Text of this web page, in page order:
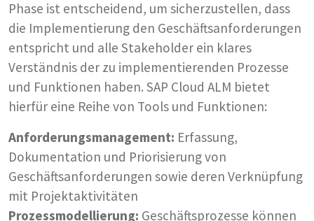
Phase ist entscheidend, um sicherzustellen, dass
die Implementierung den Geschäftsanforderungen
entspricht und alle Stakeholder ein klares
Verständnis der zu implementierenden Prozesse
und Funktionen haben. SAP Cloud ALM bietet
hierfür eine Reihe von Tools und Funktionen:
Anforderungsmanagement: Erfassung,
Dokumentation und Priorisierung von
Geschäftsanforderungen sowie deren Verknüpfung
mit Projektaktivitäten
Prozessmodellierung: Geschäftsprozesse können